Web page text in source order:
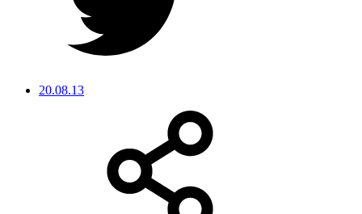
20.08.13